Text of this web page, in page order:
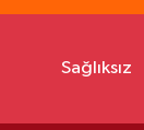
Sağlıksız